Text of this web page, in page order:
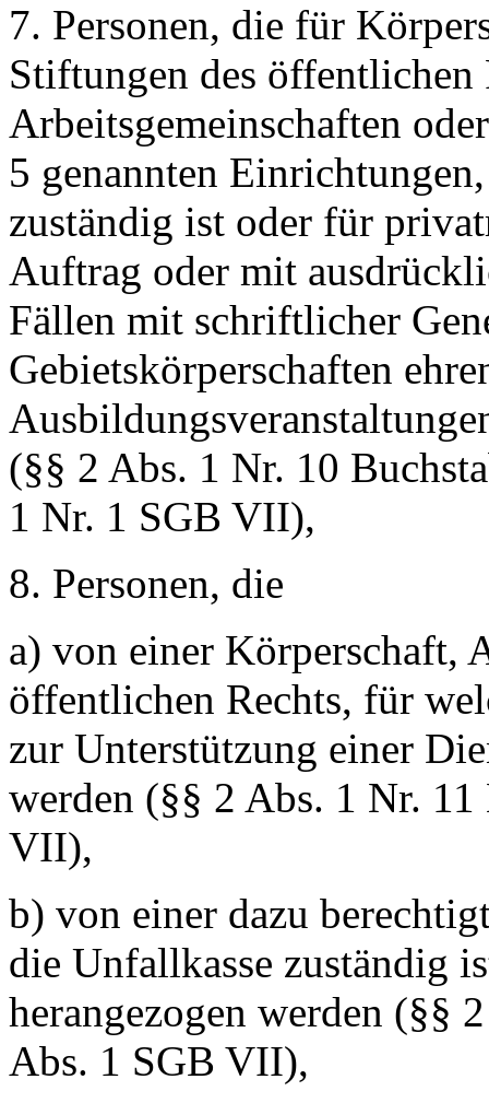
7. Personen, die für
Stiftungen des öffentlichen
Arbeitsgemeinschaften
5 genannten
zuständig ist oder für
Auftrag oder mit
Fällen mit schriftlicher
Gebietskörperschaften
(§§ 2 Abs. 1 Nr. 10
1 Nr. 1 SGB VII),
8. Personen, die
a) von einer Körperschaft,
öffentlichen Rechts, für
zur Unterstützung einer
werden (§§ 2 Abs. 1 Nr.
VII),
b) von einer dazu
die Unfallkasse zuständig
herangezogen werden (§§
Abs. 1 SGB VII),